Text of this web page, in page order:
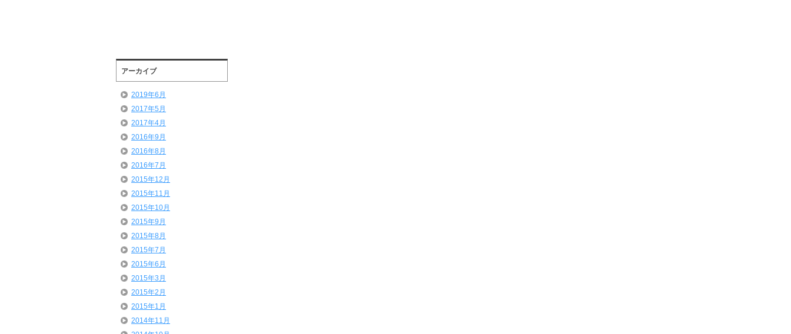
アーカイブ
2019年6月
2017年5月
2017年4月
2016年9月
2016年8月
2016年7月
2015年12月
2015年11月
2015年10月
2015年9月
2015年8月
2015年7月
2015年6月
2015年3月
2015年2月
2015年1月
2014年11月